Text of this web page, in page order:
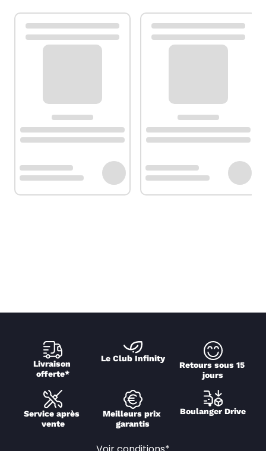
Livraison
offerte*
Le Club Infinity
Retours sous 15
jours
Service après
vente
Meilleurs prix
garantis
Boulanger Drive